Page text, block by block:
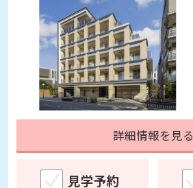
詳細情報を見る
見学予約